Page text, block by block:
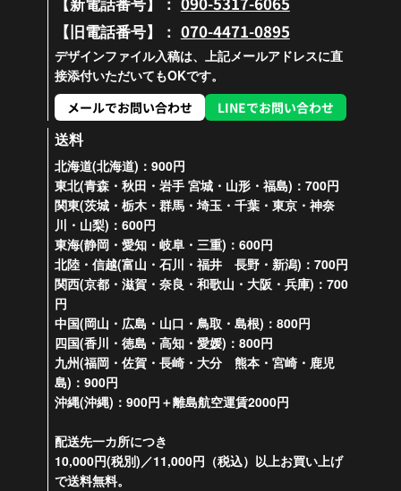
【旧電話番号】： 070-4471-0895
デザインファイル入稿は、上記メールアドレスに直
接添付いただいてもOKです。
メールでお問い合わせ
LINEでお問い合わせ
送料
北海道(北海道)：900円
東北(青森・秋田・岩手 宮城・山形・福島)：700円
関東(茨城・栃木・群馬・埼玉・千葉・東京・神奈
川・山梨)：600円
東海(静岡・愛知・岐阜・三重)：600円
北陸・信越(富山・石川・福井 長野・新潟)：700円
関西(京都・滋賀・奈良・和歌山・大阪・兵庫)：700
円
中国(岡山・広島・山口・鳥取・島根)：800円
四国(香川・徳島・高知・愛媛)：800円
九州(福岡・佐賀・長崎・大分 熊本・宮崎・鹿児
島)：900円
沖縄(沖縄)：900円＋離島航空運賃2000円
配送先一カ所につき
10,000円(税別)／11,000円（税込）以上お買い上げ
で送料無料。